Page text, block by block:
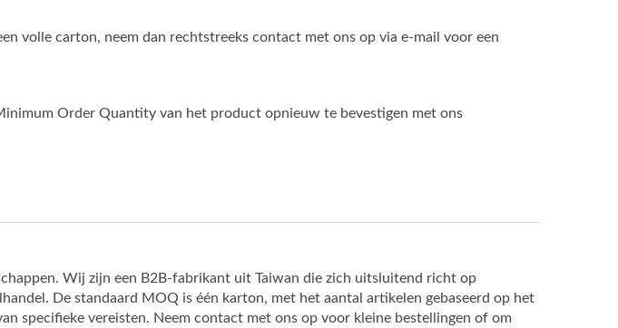
volle carton, neem dan rechtstreeks contact met ons op via e-mail voor een
Order Quantity van het product opnieuw te bevestigen met ons
Wij zijn een B2B-fabrikant uit Taiwan die zich uitsluitend richt op
De standaard MOQ is één karton, met het aantal artikelen gebaseerd op het
specifieke vereisten. Neem contact met ons op voor kleine bestellingen of om